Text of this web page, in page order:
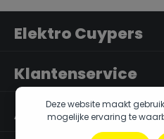
Elektro Cuypers
Klantenservice
Algemene Info
Deze website maakt
mogelijke ervaring te